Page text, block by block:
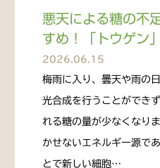
悪天による糖の不
すめ！「トウゲン
2026.06.15
梅雨に入り、曇天や雨の
光合成を行うことができ
れる糖の量が少なくなり
かせないエネルギー源で
とで新しい細胞…